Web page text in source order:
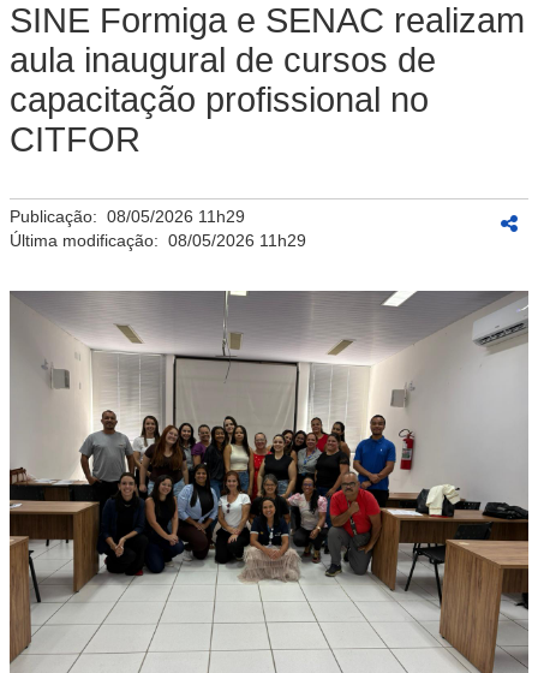
SINE Formiga e SENAC realizam
aula inaugural de cursos de
capacitação profissional no
CITFOR
Publicação: 08/05/2026 11h29
Última modificação: 08/05/2026 11h29